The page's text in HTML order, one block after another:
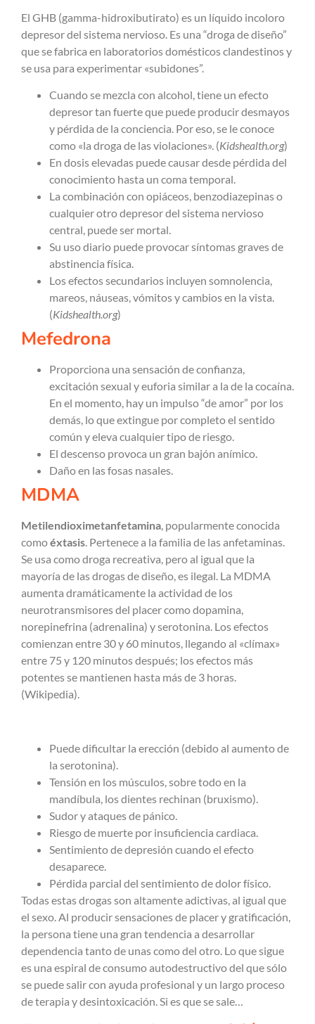
El GHB (gamma-hidroxibutirato) es un líquido incoloro
depresor del sistema nervioso. Es una “droga de diseño”
que se fabrica en laboratorios domésticos clandestinos y
se usa para experimentar «subidones”.
Cuando se mezcla con alcohol, tiene un efecto
depresor tan fuerte que puede producir desmayos
y pérdida de la conciencia. Por eso, se le conoce
como «la droga de las violaciones». (Kidshealth.org)
En dosis elevadas puede causar desde pérdida del
conocimiento hasta un coma temporal.
La combinación con opiáceos, benzodiazepinas o
cualquier otro depresor del sistema nervioso
central, puede ser mortal.
Su uso diario puede provocar síntomas graves de
abstinencia física.
Los efectos secundarios incluyen somnolencia,
mareos, náuseas, vómitos y cambios en la vista.
(Kidshealth.org)
Mefedrona
Proporciona una sensación de confianza,
excitación sexual y euforia similar a la de la cocaína.
En el momento, hay un impulso “de amor” por los
demás, lo que extingue por completo el sentido
común y eleva cualquier tipo de riesgo.
El descenso provoca un gran bajón anímico.
Daño en las fosas nasales.
MDMA
Metilendioximetanfetamina, popularmente conocida
comoéxtasis. Pertenece a la familia de las anfetaminas.
Se usa como droga recreativa, pero al igual que la
mayoría de las drogas de diseño, es ilegal. La MDMA
aumenta dramáticamente la actividad de los
neurotransmisores del placer como dopamina,
norepinefrina (adrenalina) y serotonina. Los efectos
comienzan entre 30 y 60 minutos, llegando al «clímax»
entre 75 y 120 minutos después; los efectos más
potentes se mantienen hasta más de 3 horas.
(Wikipedia).
Puede dificultar la erección (debido al aumento de
la serotonina).
Tensión en los músculos, sobre todo en la
mandíbula, los dientes rechinan (bruxismo).
Sudor y ataques de pánico.
Riesgo de muerte por insuficiencia cardiaca.
Sentimiento de depresión cuando el efecto
desaparece.
Pérdida parcial del sentimiento de dolor físico.
Todas estas drogas son altamente adictivas, al igual que
el sexo. Al producir sensaciones de placer y gratificación,
la persona tiene una gran tendencia a desarrollar
dependencia tanto de unas como del otro. Lo que sigue
es una espiral de consumo autodestructivo del que sólo
se puede salir con ayuda profesional y un largo proceso
de terapia y desintoxicación. Si es que se sale…